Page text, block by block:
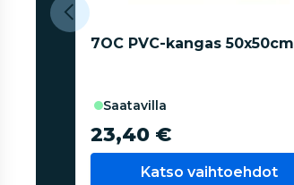
7OC PVC-kangas 50x50cm
saatavilla
23,40 €
Katso vaihtoehdot